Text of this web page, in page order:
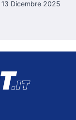
13 Dicembre 2025